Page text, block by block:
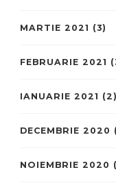
MARTIE 2021 (3)
FEBRUARIE 2021
IANUARIE 2021 (2)
DECEMBRIE 2020
NOIEMBRIE 2020